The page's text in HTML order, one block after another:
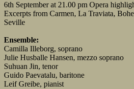
6th September at 21.00 pm Opera
Excerpts from Carmen, La Traviata,
Seville
Ensemble:
Camilla Illeborg, soprano
Julie Husballe Hansen, mezzo soprano
Suhuan Jin, tenor
Guido Paevatalu, baritone
Leif Greibe, pianist